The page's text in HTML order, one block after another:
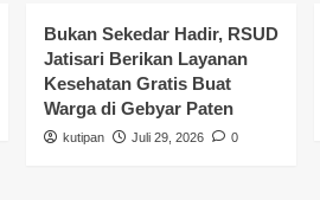
Bukan Sekedar Hadir, RSUD
Jatisari Berikan Layanan
Kesehatan Gratis Buat
Warga di Gebyar Paten
kutipan Juli 29, 2026 0